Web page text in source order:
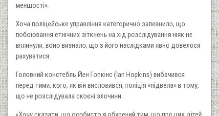
меншості».
Хоча поліцейське управління категорично запевнило, що
побоювання етнічних зіткнень на хід розслідування ніяк не
вплинули, воно визнало, що з його наслідками явно довелося
рахуватися.
Головний констебль Йен Гопкінс (Ian Hopkins) вибачився
перед тими, кого, як він висловився, поліція «підвела» в тому,
що не розслідувала скоєні злочини.